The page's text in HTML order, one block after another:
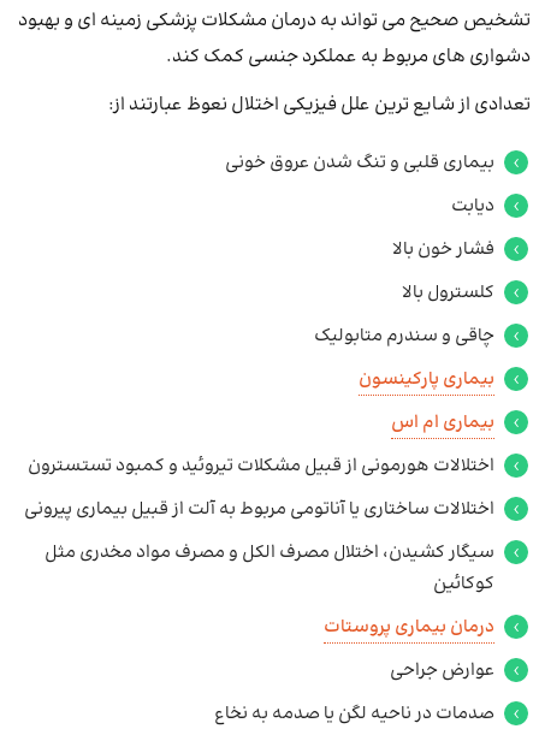
تشخیص صحیح می تواند به درمان مشکلات پزشکی زمینه ای و بهبود
دشواری های مربوط به عملکرد جنسی کمک کند.
تعدادی از شایع ترین علل فیزیکی اختلال نعوظ عبارتند از:
بیماری قلبی و تنگ شدن عروق خونی
دیابت
فشار خون بالا
کلسترول بالا
چاقی و سندرم متابولیک
بیماری پارکینسون
بیماری ام اس
اختلالات هورمونی از قبیل مشکلات تیروئید و کمبود تستسترون
اختلالات ساختاری یا آناتومی مربوط به آلت از قبیل بیماری پیرونی
سیگار کشیدن، اختلال مصرف الکل و مصرف مواد مخدری مثل
کوکائین
درمان بیماری پروستات
عوارض جراحی
صدمات در ناحیه لگن یا صدمه به نخاع